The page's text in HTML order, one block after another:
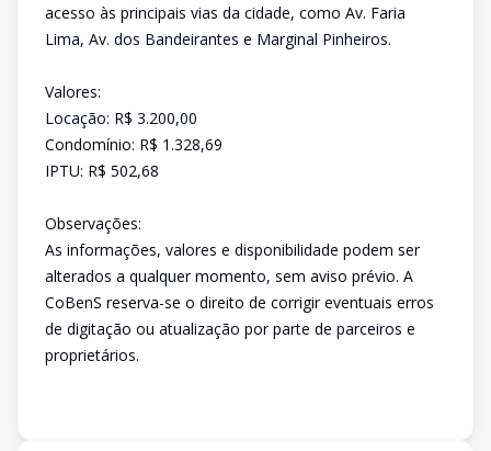
acesso às principais vias da cidade, como Av. Faria
Lima, Av. dos Bandeirantes e Marginal Pinheiros.
Valores:
Locação: R$ 3.200,00
Condomínio: R$ 1.328,69
IPTU: R$ 502,68
Observações:
As informações, valores e disponibilidade podem ser
alterados a qualquer momento, sem aviso prévio. A
CoBenS reserva-se o direito de corrigir eventuais erros
de digitação ou atualização por parte de parceiros e
proprietários.